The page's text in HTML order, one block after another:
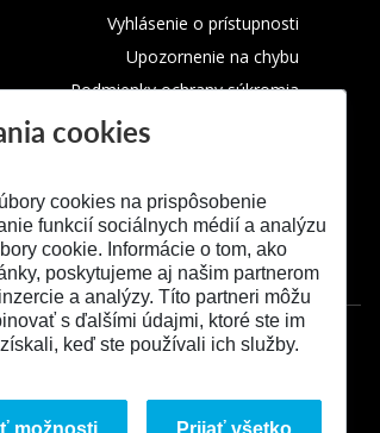
Vyhlásenie o prístupnosti
Upozornenie na chybu
Podmienky ochrany súkromia
cookies
cookies na prispôsobenie
funkcií sociálnych médií a analýzu
cookie. Informácie o tom, ako
poskytujeme aj našim partnerom
a analýzy. Títo partneri môžu
s ďalšími údajmi, ktoré ste im
keď ste používali ich služby.
možnosti Prijať všetko